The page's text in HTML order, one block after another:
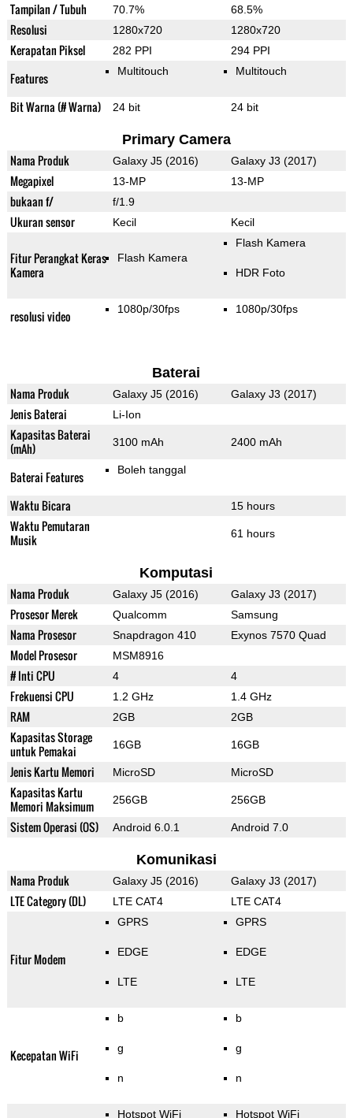
Tampilan / Tubuh 70.7% 68.5%
Resolusi 1280x720 1280x720
Kerapatan Piksel 282 PPI 294 PPI
Features Multitouch Multitouch
Bit Warna (# Warna) 24 bit 24 bit
Primary Camera
Nama Produk Galaxy J5 (2016) Galaxy J3 (2017)
Megapixel 13-MP 13-MP
bukaan f/ f/1.9
Ukuran sensor Kecil Kecil
Fitur Perangkat Keras
Kamera
Flash Kamera
Flash Kamera
HDR Foto
resolusi video 1080p/30fps 1080p/30fps
Baterai
Nama Produk Galaxy J5 (2016) Galaxy J3 (2017)
Jenis Baterai Li-Ion
Kapasitas Baterai
(mAh)
3100 mAh 2400 mAh
Baterai Features Boleh tanggal
Waktu Bicara 15 hours
Waktu Pemutaran
Musik
61 hours
Komputasi
Nama Produk Galaxy J5 (2016) Galaxy J3 (2017)
Prosesor Merek Qualcomm Samsung
Nama Prosesor Snapdragon 410 Exynos 7570 Quad
Model Prosesor MSM8916
# Inti CPU 4 4
Frekuensi CPU 1.2 GHz 1.4 GHz
RAM 2GB 2GB
Kapasitas Storage
untuk Pemakai
16GB 16GB
Jenis Kartu Memori MicroSD MicroSD
Kapasitas Kartu
Memori Maksimum
256GB 256GB
Sistem Operasi (OS) Android 6.0.1 Android 7.0
Komunikasi
Nama Produk Galaxy J5 (2016) Galaxy J3 (2017)
LTE Category (DL) LTE CAT4 LTE CAT4
Fitur Modem
GPRS
EDGE
LTE
GPRS
EDGE
LTE
Kecepatan WiFi
b
g
n
b
g
n
Hotspot WiFi Hotspot WiFi